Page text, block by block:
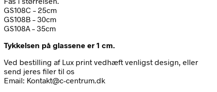
GS108C – 25cm
GS108B – 30cm
GS108A – 35cm
Tykkelsen på glassene er 1 cm.
Ved bestilling af Lux print vedhæft venligst design, eller
send jeres filer til os
Email: Kontakt@c-centrum.dk